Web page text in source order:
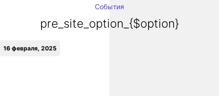
События
pre_site_option_{$option}
16 февраля, 2025